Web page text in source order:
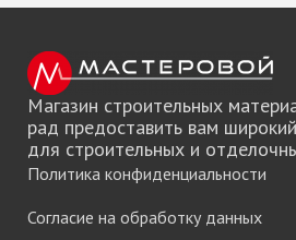
Магазин строительных
рад предоставить вам
для строительных и
Политика конфиденциальности
Согласие на обработку данных